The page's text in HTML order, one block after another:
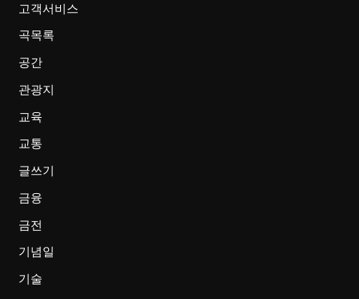
고객서비스
곡목록
공간
관광지
교육
교통
글쓰기
금융
금전
기념일
기술